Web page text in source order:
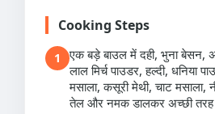
Cooking Steps
1
एक बड़े बाउल में दही, भुना
लाल मिर्च पाउडर, हल्दी, धनिया
मसाला, कसूरी मेथी, चाट मसाला,
तेल और नमक डालकर अच्छी तरह